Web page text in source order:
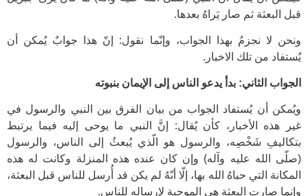
قبل البعثة ثم صار يَراهُ بعدها.
ونحن لا نجزمُ بهذا الجواب، وإنّما نقول: إنّ هذا جوابٌ يُمكن أن
يُستفاد من تلك الاخبار.
الجواب الثاني: بدأ يدعو الناس إلى الإيمان بنبوته
ويُمكن أن يُستفاد الجواب من بيان الفرق بين النبي والرسول في
غير هذه الأخبار، كأن يُقال: إنَّ النبي ما يوحى إليه فيما يرتبط
بتكاليفِ شَخْصِه، والرسول هو الّذي يُبعثُ إلى الناس، والرسول
(صلّى الله عليه وآله) وإن كان عنده هذه المنزلة وكانت له هذه
المكانة التي حباهُ الله بها، إلّا أنّهُ لم يكن قد أُرسل للناس قبل البعثة،
وإنما صارت البعثة هي الموجبة لإرساله للناس.